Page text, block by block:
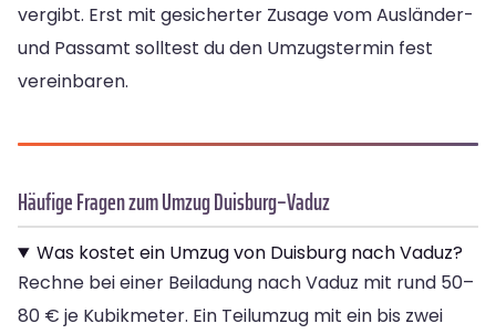
vergibt. Erst mit gesicherter Zusage vom Ausländer-
und Passamt solltest du den Umzugstermin fest
vereinbaren.
Häufige Fragen zum Umzug Duisburg–Vaduz
Was kostet ein Umzug von Duisburg nach Vaduz?
Rechne bei einer Beiladung nach Vaduz mit rund 50–
80 € je Kubikmeter. Ein Teilumzug mit ein bis zwei